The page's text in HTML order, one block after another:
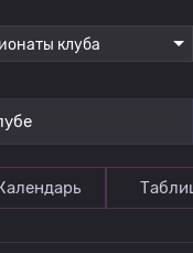
клуба